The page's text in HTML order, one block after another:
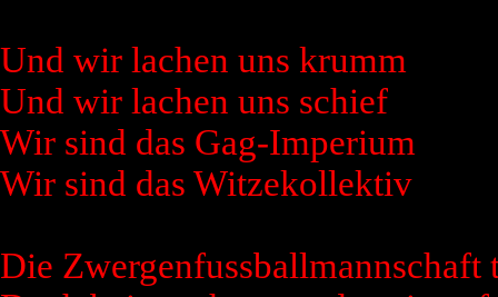
Und wir lachen uns krumm
Und wir lachen uns schief
Wir sind das Gag-Imperium
Wir sind das Witzekollektiv
Die